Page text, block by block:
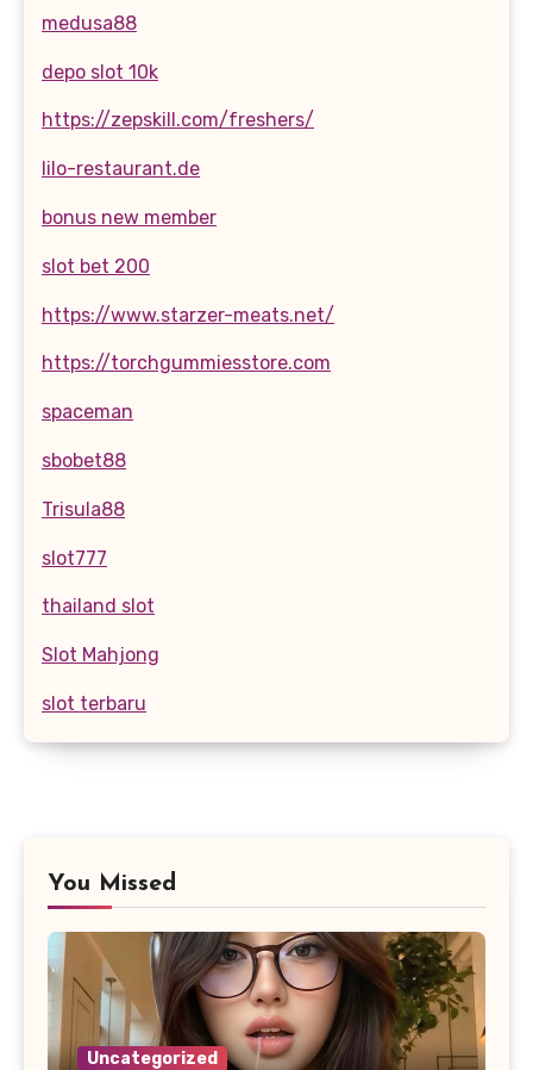
medusa88
depo slot 10k
https://zepskill.com/freshers/
lilo-restaurant.de
bonus new member
slot bet 200
https://www.starzer-meats.net/
https://torchgummiesstore.com
spaceman
sbobet88
Trisula88
slot777
thailand slot
Slot Mahjong
slot terbaru
You Missed
Uncategorized